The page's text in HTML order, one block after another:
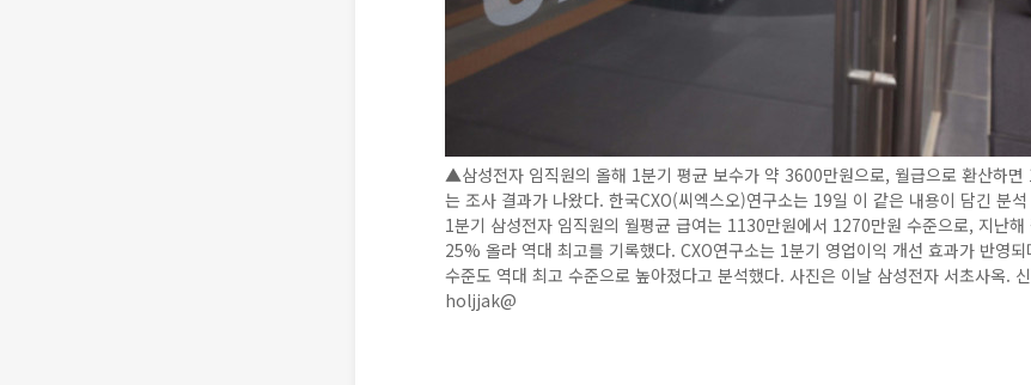
▲삼성전자 임직원의 올해 1분기 평균 보수가 약 3600만원으로, 월급으로 환산하
는 조사 결과가 나왔다. 한국CXO(씨엑스오)연구소는 19일 이 같은 내용이 담긴 분
1분기 삼성전자 임직원의 월평균 급여는 1130만원에서 1270만원 수준으로, 지난해
25% 올라 역대 최고를 기록했다. CXO연구소는 1분기 영업이익 개선 효과가 반영
수준도 역대 최고 수준으로 높아졌다고 분석했다. 사진은 이날 삼성전자 서초사옥.
holjjak@